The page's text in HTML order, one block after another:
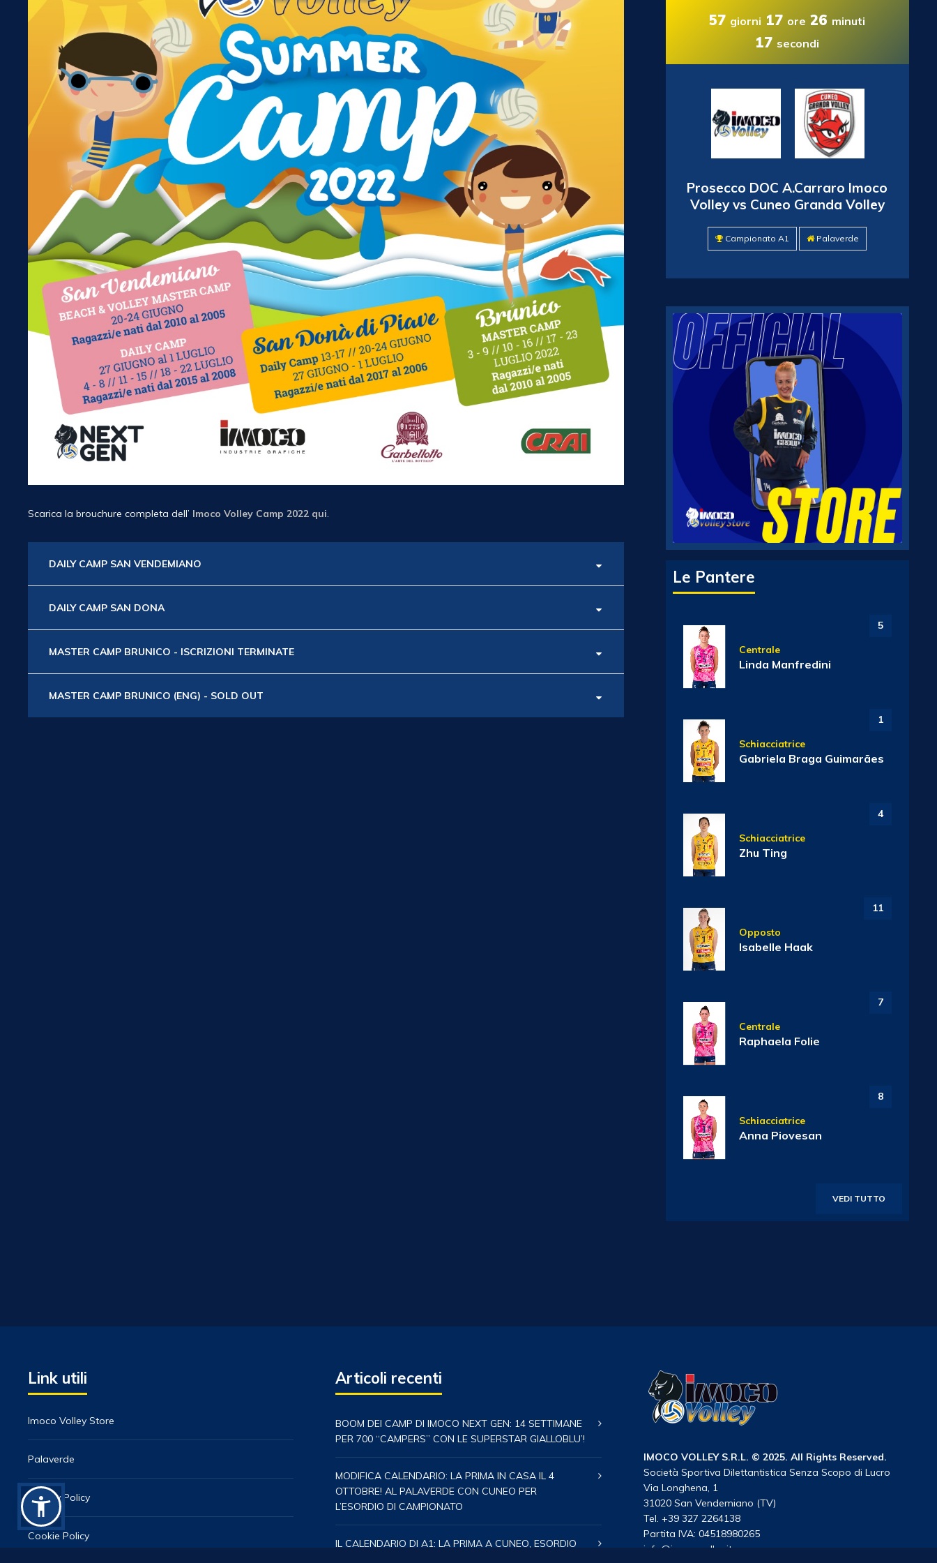
Scarica la brouchure completa dell’ Imoco Volley Camp 2022 qui.
DAILY CAMP SAN VENDEMIANO
DAILY CAMP SAN DONA
MASTER CAMP BRUNICO - ISCRIZIONI TERMINATE
MASTER CAMP BRUNICO (ENG) - SOLD OUT
57 giorni 17 ore 26 minuti
15 secondi
Prosecco DOC A.Carraro Imoco
Volley vs Cuneo Granda Volley
Campionato A1 Palaverde
Le Pantere
5
Centrale
Linda Manfredini
1
Schiacciatrice
Gabriela Braga Guimarães
4
Schiacciatrice
Zhu Ting
11
Opposto
Isabelle Haak
7
Centrale
Raphaela Folie
8
Schiacciatrice
Anna Piovesan
VEDI TUTTO
Link utili
Imoco Volley Store
Palaverde
Privacy Policy
Cookie Policy
Articoli recenti
BOOM DEI CAMP DI IMOCO NEXT GEN: 14 SETTIMANE
PER 700 “CAMPERS” CON LE SUPERSTAR GIALLOBLU’!
MODIFICA CALENDARIO: LA PRIMA IN CASA IL 4
OTTOBRE! AL PALAVERDE CON CUNEO PER
L’ESORDIO DI CAMPIONATO
IL CALENDARIO DI A1: LA PRIMA A CUNEO, ESORDIO
IMOCO VOLLEY S.R.L. © 2025. All Rights Reserved.
Società Sportiva Dilettantistica Senza Scopo di Lucro
Via Longhena, 1
31020 San Vendemiano (TV)
Tel. +39 327 2264138
Partita IVA: 04518980265
info@imocovolley.it